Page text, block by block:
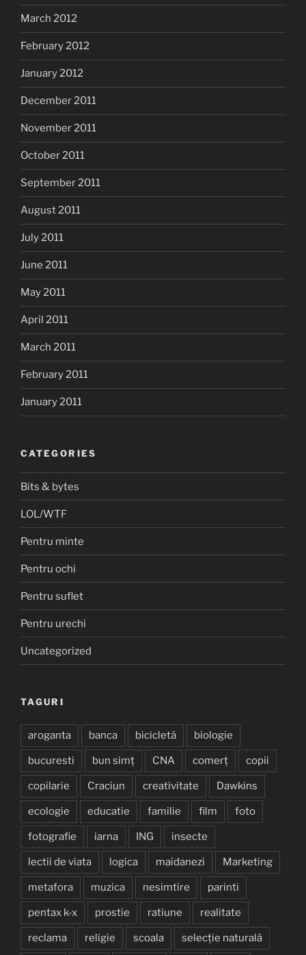
March 2012
February 2012
January 2012
December 2011
November 2011
October 2011
September 2011
August 2011
July 2011
June 2011
May 2011
April 2011
March 2011
February 2011
January 2011
CATEGORIES
Bits & bytes
LOL/WTF
Pentru minte
Pentru ochi
Pentru suflet
Pentru urechi
Uncategorized
TAGURI
aroganta banca bicicletă biologie
bucuresti bun simț CNA comerț copii
copilarie Craciun creativitate Dawkins
ecologie educatie familie film foto
fotografie iarna ING insecte
lectii de viata logica maidanezi Marketing
metafora muzica nesimtire parinti
pentax k-x prostie ratiune realitate
reclama religie scoala selecție naturală